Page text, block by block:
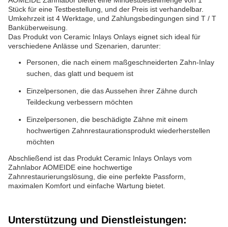
Stück für eine Testbestellung, und der Preis ist verhandelbar.
Umkehrzeit ist 4 Werktage, und Zahlungsbedingungen sind T / T
Banküberweisung.
Das Produkt von Ceramic Inlays Onlays eignet sich ideal für
verschiedene Anlässe und Szenarien, darunter:
Personen, die nach einem maßgeschneiderten Zahn-Inlay
suchen, das glatt und bequem ist
Einzelpersonen, die das Aussehen ihrer Zähne durch
Teildeckung verbessern möchten
Einzelpersonen, die beschädigte Zähne mit einem
hochwertigen Zahnrestaurationsprodukt wiederherstellen
möchten
Abschließend ist das Produkt Ceramic Inlays Onlays vom
Zahnlabor AOMEIDE eine hochwertige
Zahnrestaurierungslösung, die eine perfekte Passform,
maximalen Komfort und einfache Wartung bietet.
Unterstützung und Dienstleistungen: